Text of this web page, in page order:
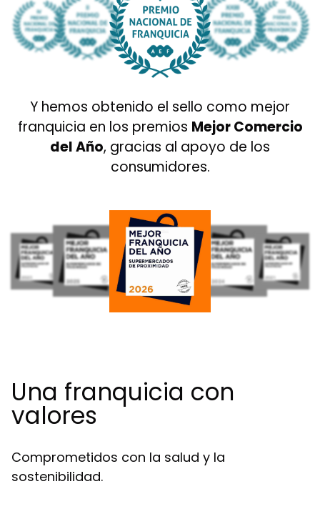
Y hemos obtenido el sello como mejor
franquicia en los premios Mejor Comercio
del Año, gracias al apoyo de los
consumidores.
Una franquicia con
valores
Comprometidos con la salud y la
sostenibilidad.